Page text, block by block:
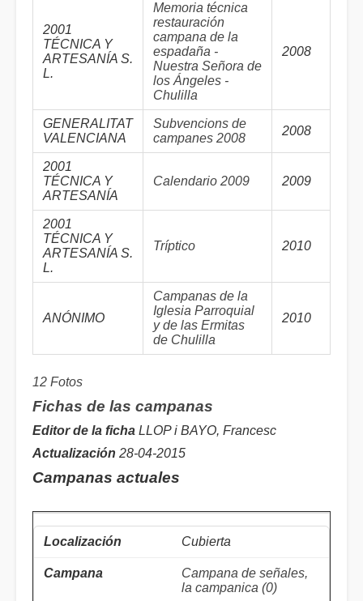
2001
TÉCNICA Y
ARTESANÍA S.
L.
Memoria técnica
restauración
campana de la
espadaña -
Nuestra Señora de
los Ángeles -
Chulilla
2008
GENERALITAT
VALENCIANA
Subvencions de
campanes 2008
2008
2001
TÉCNICA Y
ARTESANÍA
Calendario 2009 2009
2001
TÉCNICA Y
ARTESANÍA S.
L.
Tríptico 2010
ANÓNIMO
Campanas de la
Iglesia Parroquial
y de las Ermitas
de Chulilla
2010
12 Fotos
Fichas de las campanas
Editor de la ficha LLOP i BAYO, Francesc
Actualización 28-04-2015
Campanas actuales
Cubierta
Campana de señales,
la campanica (0)